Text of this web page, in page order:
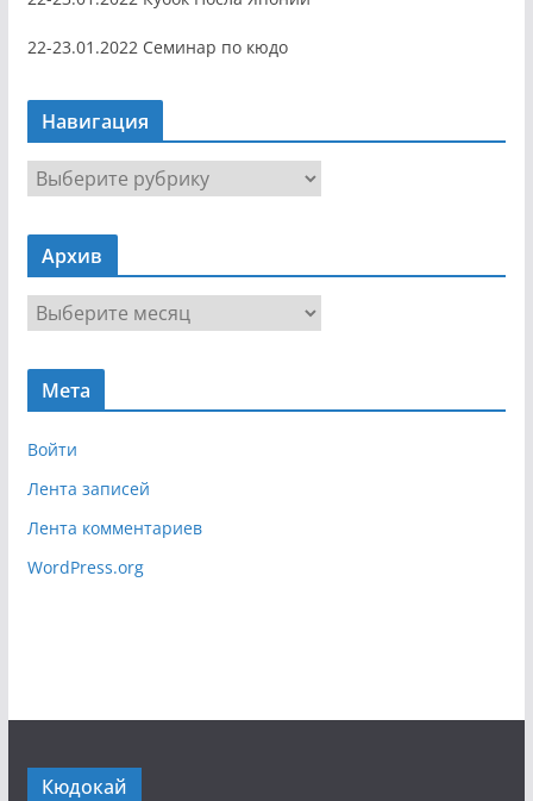
22-23.01.2022 Семинар по кюдо
Навигация
Н
а
в
г
я
Архив
р
х
Мета
Войти
Лента записей
Лента комментариев
WordPress.org
Кюдокай